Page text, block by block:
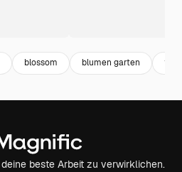
blossom blumen garten
beste Arbeit zu verwirklichen.